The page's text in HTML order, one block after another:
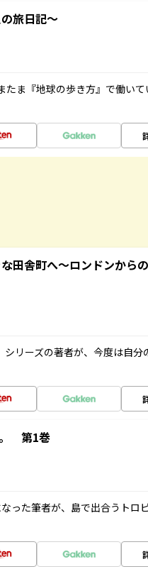
旅日記～
ま『地球の歩き方』で働い
田舎町へ～ロンドンから
リーズの著者が、今度は自分
。 第1巻
った筆者が、島で出合うトロ